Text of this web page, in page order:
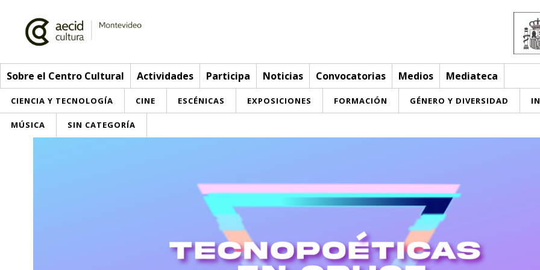
Sobre el Centro Cultural Actividades Participa Noticias Convocatorias Medios Mediateca
CIENCIA Y TECNOLOGÍA CINE ESCÉNICAS EXPOSICIONES FORMACIÓN GÉNERO Y DIVERSIDAD
MÚSICA SIN CATEGORÍA